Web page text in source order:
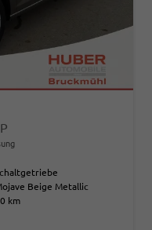
Beige Metallic
km